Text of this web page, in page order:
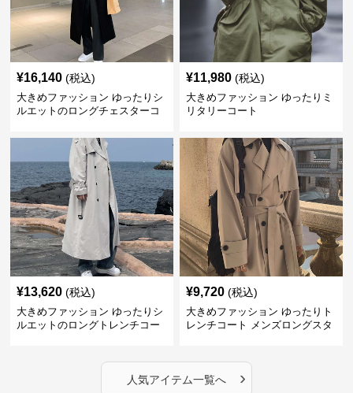
¥16,140 (税込)
大きめファッション ゆったりシ
ルエットのロングチェスターコ
¥11,980 (税込)
大きめファッション ゆったりミ
リタリーコート
¥13,620 (税込)
大きめファッション ゆったりシ
ルエットのロングトレンチコー
¥9,720 (税込)
大きめファッション ゆったりト
レンチコート メンズロングスタ
人気アイテム一覧へ ›